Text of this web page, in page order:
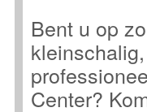
Bent u op
Center?